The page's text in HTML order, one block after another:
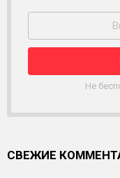
С
Ы
Л
К
Не
СВЕЖИЕ